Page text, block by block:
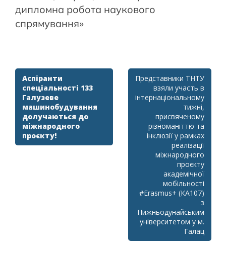
дипломна робота наукового
спрямування»
Post
navigation
Аспіранти
спеціальності 133
Галузеве
машинобудування
долучаються до
міжнародного
проєкту!
Представники ТНТУ
взяли участь в
інтернаціональному
тижні,
присвяченому
різноманіттю та
інклюзії у рамках
реалізації
міжнародного
проєкту
академічної
мобільності
#Erasmus+ (КА107)
з
Нижньодунайським
університетом у м.
Галац